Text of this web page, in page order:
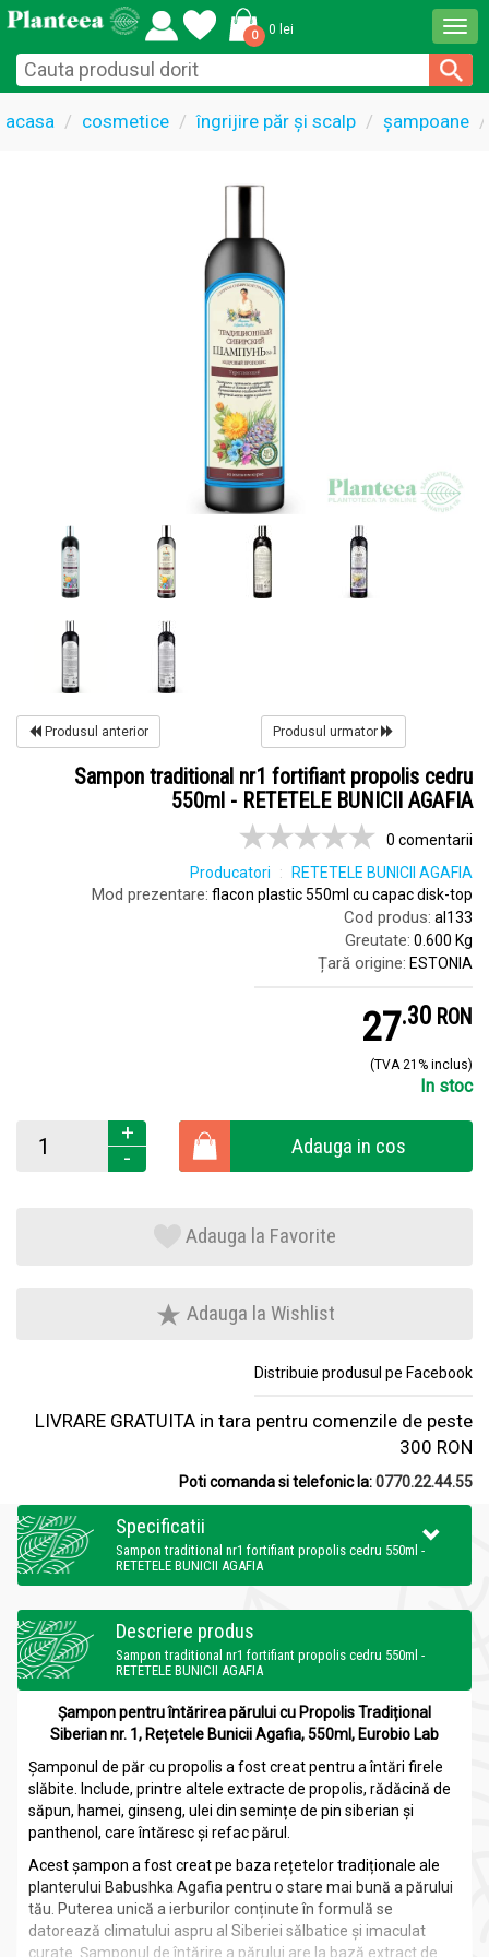
0 0 lei
acasa cosmetice îngrijire păr și scalp șampoane
Produsul anterior Produsul urmator
Sampon traditional nr1 fortifiant propolis cedru
550ml - RETETELE BUNICII AGAFIA
0 comentarii
Producatori
RETETELE BUNICII AGAFIA
Mod prezentare: flacon plastic 550ml cu capac disk-top
Cod produs: al133
Greutate: 0.600 Kg
Țară origine: ESTONIA
27.3 RON
(TVA 21% inclus)
In stoc
+
-
Adauga in cos
Adauga la Favorite
Adauga la Wishlist
Distribuie produsul pe Facebook
LIVRARE GRATUITA in tara pentru comenzile de peste
300 RON
Poti comanda si telefonic la:0770.22.44.55
Specificatii
Sampon traditional nr1 fortifiant propolis cedru 550ml -
RETETELE BUNICII AGAFIA
Descriere produs
Sampon traditional nr1 fortifiant propolis cedru 550ml -
RETETELE BUNICII AGAFIA
Șampon pentru întărirea părului cu Propolis Tradițional
Siberian nr. 1, Rețetele Bunicii Agafia, 550ml, Eurobio Lab
Șamponul de păr cu propolis a fost creat pentru a întări firele
slăbite. Include, printre altele extracte de propolis, rădăcină de
săpun, hamei, ginseng, ulei din semințe de pin siberian și
panthenol, care întăresc și refac părul.
Acest șampon a fost creat pe baza rețetelor tradiționale ale
planterului Babushka Agafia pentru o stare mai bună a părului
tău. Puterea unică a ierburilor conținute în formulă se
datorează climatului aspru al Siberiei sălbatice și imaculat
curate. Șamponul de întărire a părului are la bază extract de